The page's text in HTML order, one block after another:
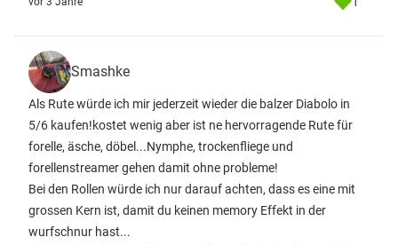
Smashke
Als Rute würde ich mir jederzeit wieder die balzer Diabolo in
5/6 kaufen!kostet wenig aber ist ne hervorragende Rute für
forelle, äsche, döbel...Nymphe, trockenfliege und
forellenstreamer gehen damit ohne probleme!
Bei den Rollen würde ich nur darauf achten, dass es eine mit
grossen Kern ist, damit du keinen memory Effekt in der
wurfschnur hast...